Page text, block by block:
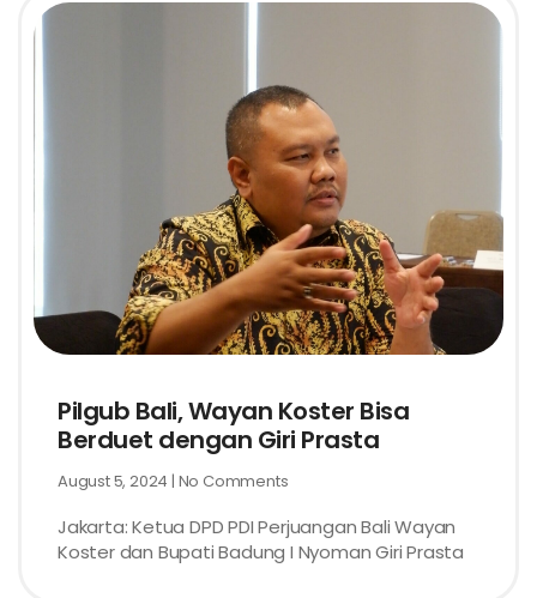
Pilgub Bali, Wayan Koster Bisa
Berduet dengan Giri Prasta
August 5, 2024 No Comments
Jakarta: Ketua DPD PDI Perjuangan Bali Wayan
Koster dan Bupati Badung I Nyoman Giri Prasta